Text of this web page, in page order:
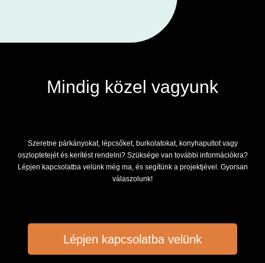
Mindig közel vagyunk
Szeretne párkányokat, lépcsőket, burkolatokat, konyhapultot vagy
oszloptetejét és kerítést rendelni? Szüksége van további információkra?
Lépjen kapcsolatba velünk még ma, és segítünk a projektjével. Gyorsan
válaszolunk!
Lépjen kapcsolatba velünk